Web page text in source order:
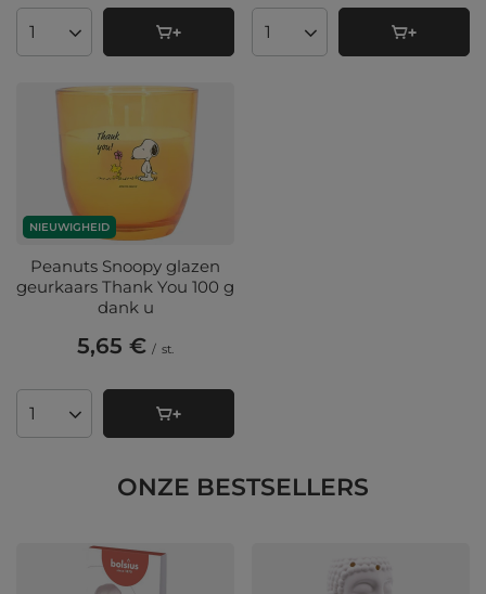
Aantal producten Aantal producten
NIEUWIGHEID
Peanuts Snoopy glazen
geurkaars Thank You 100 g
dank u
5,65 € / st.
Aantal producten
ONZE BESTSELLERS